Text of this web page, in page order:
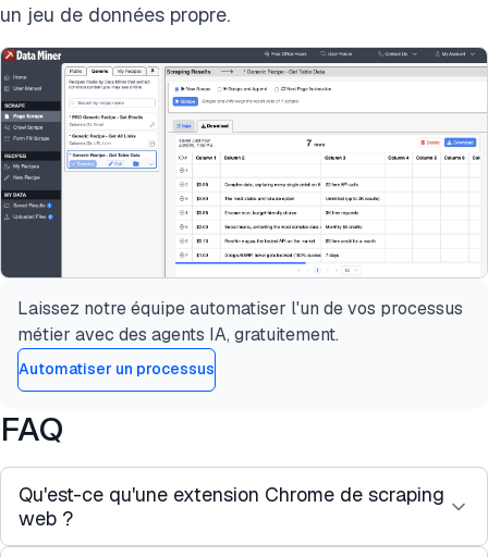
un jeu de données propre.
Laissez notre équipe automatiser l'un de vos processus
métier avec des agents IA, gratuitement.
Automatiser un processus
FAQ
Qu'est-ce qu'une extension Chrome de scraping
web ?